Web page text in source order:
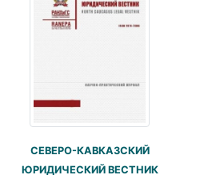
СЕВЕРО-КАВКАЗСКИЙ
ЮРИДИЧЕСКИЙ ВЕСТНИК